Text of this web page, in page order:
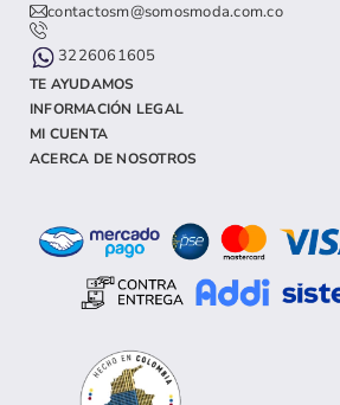
contactosm@somosmoda.com.co
3226061605
TE AYUDAMOS
INFORMACIÓN LEGAL
MI CUENTA
ACERCA DE NOSOTROS